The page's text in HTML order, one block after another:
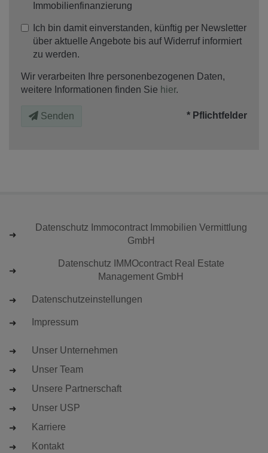
Immobilienfinanzierung
Ich bin damit einverstanden, künftig per Newsletter
über aktuelle Angebote bis auf Widerruf informiert
zu werden.
Wir verarbeiten Ihre personenbezogenen Daten,
weitere Informationen finden Sie hier.
Senden * Pflichtfelder
Datenschutz Immocontract Immobilien Vermittlung
GmbH
Datenschutz IMMOcontract Real Estate
Management GmbH
Datenschutzeinstellungen
Impressum
Unser Unternehmen
Unser Team
Unsere Partnerschaft
Unser USP
Karriere
Kontakt